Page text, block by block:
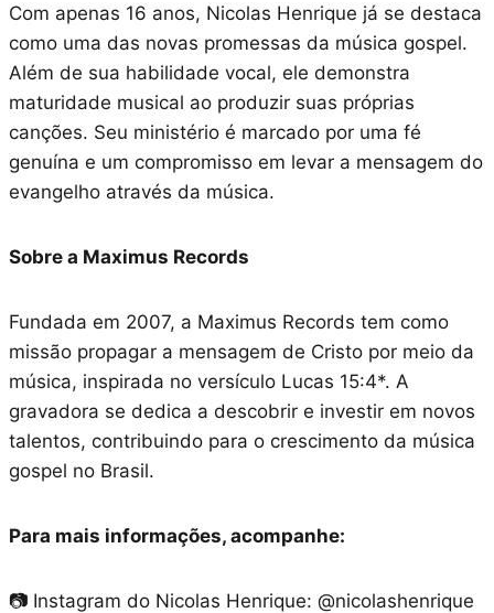
Com apenas 16 anos, Nicolas Henrique já se destaca
como uma das novas promessas da música gospel.
Além de sua habilidade vocal, ele demonstra
maturidade musical ao produzir suas próprias
canções. Seu ministério é marcado por uma fé
genuína e um compromisso em levar a mensagem do
evangelho através da música.
Sobre a Maximus Records
Fundada em 2007, a Maximus Records tem como
missão propagar a mensagem de Cristo por meio da
música, inspirada no versículo Lucas 15:4*. A
gravadora se dedica a descobrir e investir em novos
talentos, contribuindo para o crescimento da música
gospel no Brasil.
Para mais informações, acompanhe:
📷 Instagram do Nicolas Henrique: @nicolashenrique